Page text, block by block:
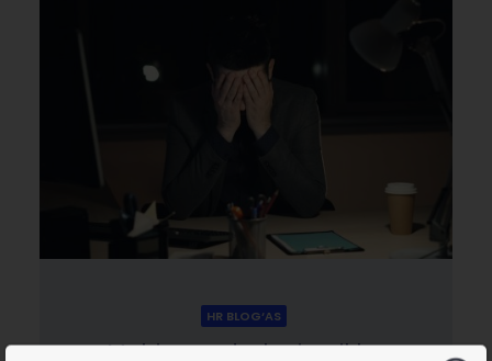
HR BLOG‘AS
Mobingas darbe ir reiklus